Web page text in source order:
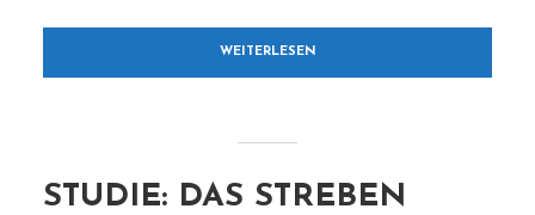
WEITERLESEN
STUDIE: DAS STREBEN